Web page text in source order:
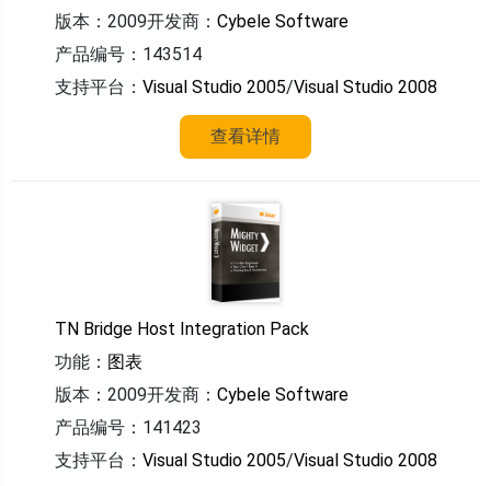
版本：2009开发商： Cybele Software
产品编号：143514
支持平台： Visual Studio 2005/Visual Studio 2008
查看详情
TN Bridge Host Integration Pack
功能： 图表
版本：2009开发商： Cybele Software
产品编号：141423
支持平台： Visual Studio 2005/Visual Studio 2008